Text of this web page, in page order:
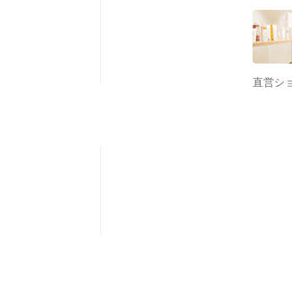
直営シ